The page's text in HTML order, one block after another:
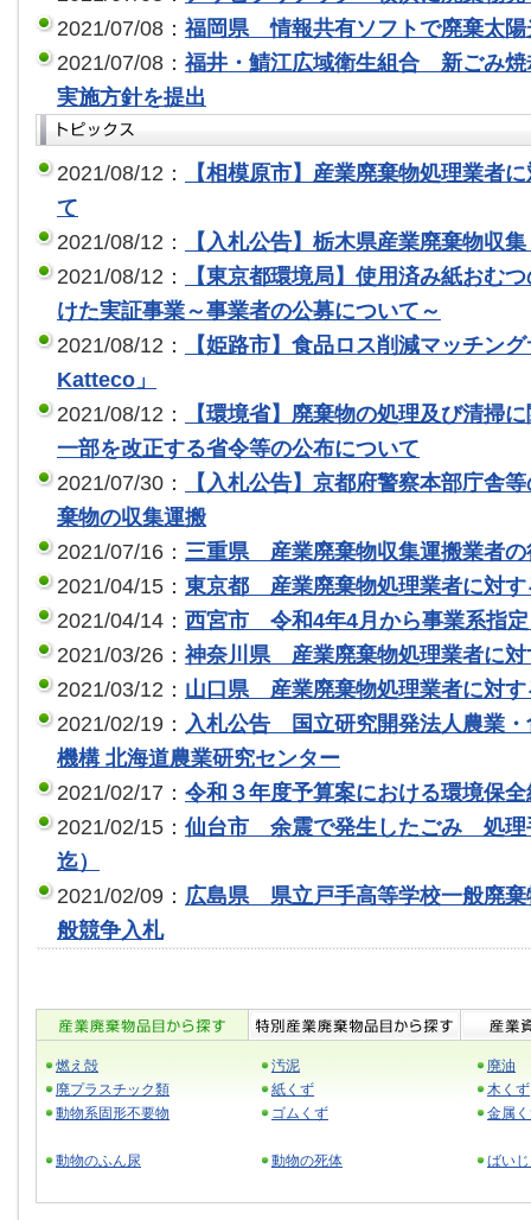
2021/07/08： 福岡県 情報共有ソフトで廃棄太陽
2021/07/08： 福井・鯖江広域衛生組合 新ごみ焼
実施方針を提出
2021/08/12：
【相模原市】産業廃棄物処理業者
て
2021/08/12：
【入札公告】栃木県産業廃棄物収
2021/08/12：
【東京都環境局】使用済み紙おむ
けた実証事業～事業者の公募について～
2021/08/12：
【姫路市】食品ロス削減マッチン
Katteco」
2021/08/12：
【環境省】廃棄物の処理及び清掃
一部を改正する省令等の公布について
2021/07/30：
【入札公告】京都府警察本部庁舎
棄物の収集運搬
2021/07/16： 三重県 産業廃棄物収集運搬業者の
2021/04/15： 東京都 産業廃棄物処理業者に対す
2021/04/14： 西宮市 令和4年4月から事業系指
2021/03/26： 神奈川県 産業廃棄物処理業者に対
2021/03/12： 山口県 産業廃棄物処理業者に対す
2021/02/19： 入札公告 国立研究開発法人農業・
機構 北海道農業研究センター
2021/02/17： 令和３年度予算案における環境保
2021/02/15： 仙台市 余震で発生したごみ 処理
迄）
2021/02/09： 広島県 県立戸手高等学校一般廃棄
般競争入札
燃え殻 汚泥
廃油
廃プラスチック類
紙くず
木くず
動物系固形不要物
ゴムくず 金属
動物のふん尿 動物の死体 ばい